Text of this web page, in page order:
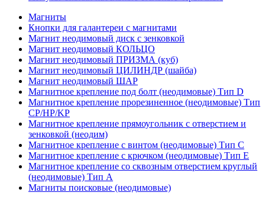
Магниты
Кнопки для галантереи с магнитами
Магнит неодимовый диск с зенковкой
Магнит неодимовый КОЛЬЦО
Магнит неодимовый ПРИЗМА (куб)
Магнит неодимовый ЦИЛИНДР (шайба)
Магнит неодимовый ШАР
Магнитное крепление под болт (неодимовые) Тип D
Магнитное крепление прорезиненное (неодимовые) Тип
CP/HP/KP
Магнитное крепление прямоугольник с отверстием и
зенковкой (неодим)
Магнитное крепление с винтом (неодимовые) Тип С
Магнитное крепление с крючком (неодимовые) Тип Е
Магнитное крепление со сквозным отверстием круглый
(неодимовые) Тип А
Магниты поисковые (неодимовые)